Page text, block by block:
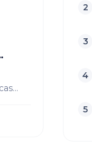
2
3
4
5